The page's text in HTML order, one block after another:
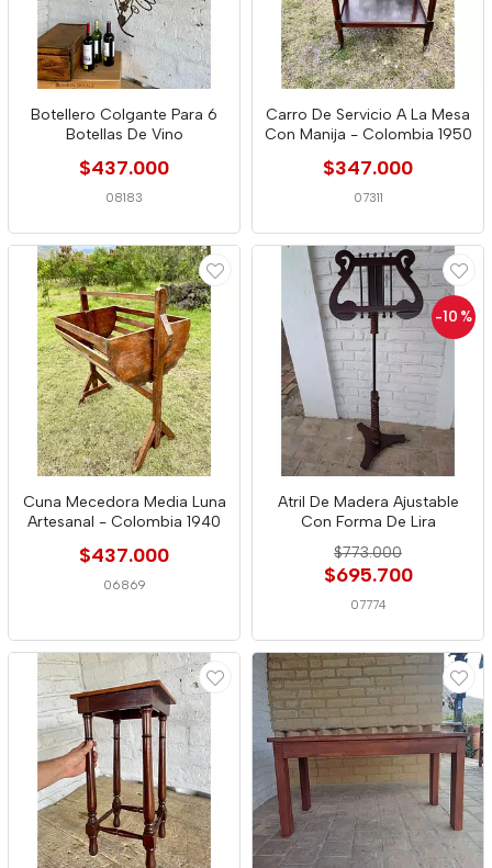
Botellero Colgante Para 6
Botellas De Vino
$437.000
08183
Carro De Servicio A La Mesa
Con Manija - Colombia 1950
$347.000
07311
Cuna Mecedora Media Luna
Artesanal - Colombia 1940
$437.000
06869
-10 %
Atril De Madera Ajustable
Con Forma De Lira
$773.000
$695.700
07774